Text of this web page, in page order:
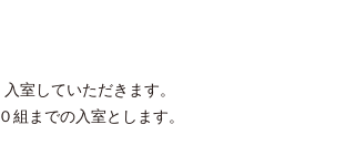
ていただきます。
までの入室とします。